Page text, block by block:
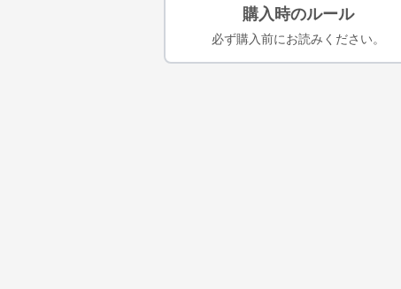
購入時のルール
必ず購入前にお読みください。